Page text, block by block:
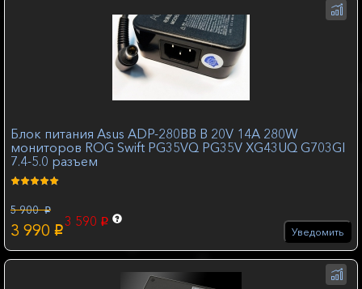
Блок питания Asus ADP-280BB B 20V 14A 280W
мониторов ROG Swift PG35VQ PG35V XG43UQ G703GI
7.4-5.0 разъем
5 900 p
3 990 p
3 590 p
Уведомить